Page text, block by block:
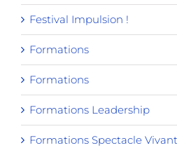
Festival Impulsion !
Formations
Formations
Formations Leadership
Formations Spectacle Vivant